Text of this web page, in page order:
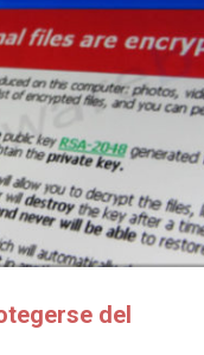
del